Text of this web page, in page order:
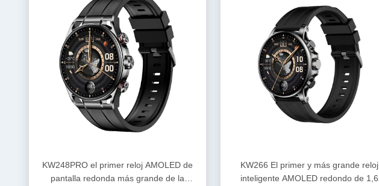
KW248PRO el primer reloj AMOLED de
pantalla redonda más grande de la
KW266 El primer y más grande reloj
inteligente AMOLED redondo de 1,6